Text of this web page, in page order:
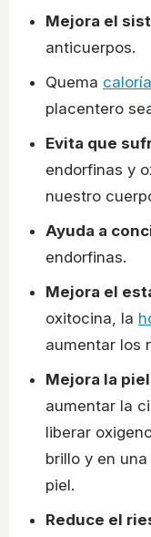
Mejora el
anticuerpos.
Quema
placentero
Evita que
endorfinas y
nuestro
Ayuda a
endorfinas.
Mejora el
oxitocina, la
aumentar los
Mejora la piel
aumentar la
liberar
brillo y en
piel.
Reduce el